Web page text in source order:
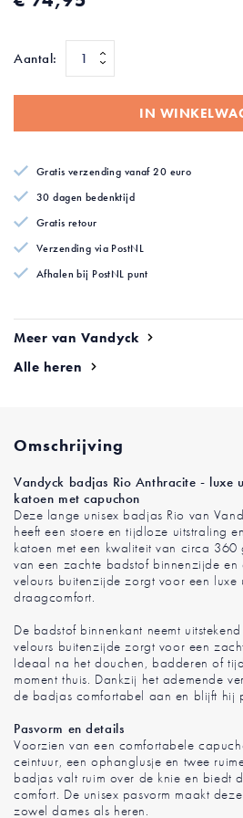
afbeeldingen-
Aantal:
IN
Gratis verzending vanaf 20 euro
30 dagen bedenktijd
Gratis retour
Verzending via PostNL
Afhalen bij PostNL punt
Meer van Vandyck
Alle heren
Omschrijving
Vandyck badjas Rio Anthracite - luxe
katoen met capuchon
Deze lange unisex badjas Rio van
heeft een stoere en tijdloze uitstraling
katoen met een kwaliteit van circa
van een zachte badstof binnenzijde
velours buitenzijde zorgt voor een luxe
draagcomfort.
De badstof binnenkant neemt
velours buitenzijde zorgt voor een
Ideaal na het douchen, badderen of
moment thuis. Dankzij het ademende
de badjas comfortabel aan en blijft hij
Pasvorm en details
Voorzien van een comfortabele
ceintuur, een ophanglusje en twee
badjas valt ruim over de knie en biedt
comfort. De unisex pasvorm maakt
zowel dames als heren.